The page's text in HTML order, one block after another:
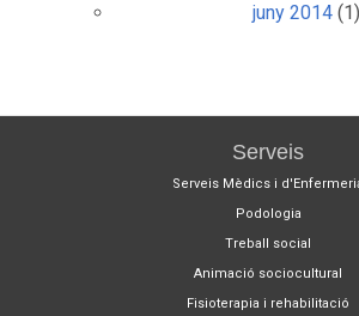
juny 2014 (1)
Serveis
Serveis Mèdics i
Podologia
Treball social
Animació sociocultural
Fisioterapia i rehabilitació